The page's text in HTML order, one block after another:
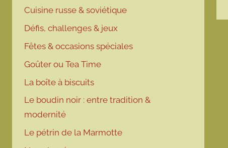
Cuisine russe & soviétique
Défis, challenges & jeux
Fêtes & occasions spéciales
Goûter ou Tea Time
La boîte à biscuits
Le boudin noir : entre tradition &
modernité
Le pétrin de la Marmotte